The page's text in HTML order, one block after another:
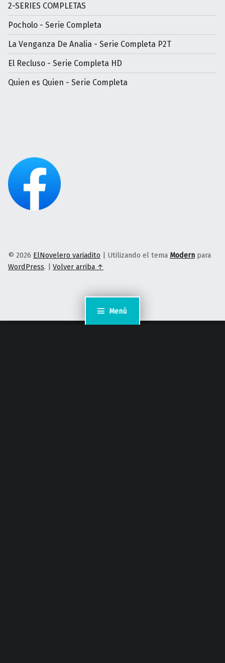
Menú
2-SERIES COMPLETAS
Pocholo - Serie Completa
La Venganza De Analia - Serie Completa P2T
El Recluso - Serie Completa HD
Quien es Quien - Serie Completa
© 2026 ElNovelero variadito | Utilizando el tema Modern para
WordPress. | Volver arriba ↑